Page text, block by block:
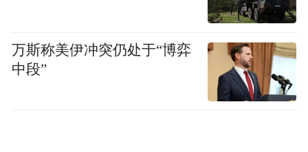
万斯称美伊冲突仍处于“博弈
中段”